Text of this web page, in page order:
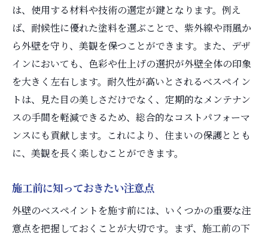
住まいの価値を高める外壁工事
気候に強い外壁の選択肢
アフターケアとメンテナンスの重要性
外壁工事におけるべスペイントのデザイン性と
機能性の調和
美しいデザインと高機能の融合
べスペイントがもたらす独自性
各種素材の特性とデザイン
デザイナーが提案する外壁デザイン
べスペイントで可能になる個性的な外観
外壁工事の専門家が語るべスペイントの利点と
は、使用する材料や技術の選定が鍵となります。例え
ば、耐候性に優れた塗料を選ぶことで、紫外線や雨風か
ら外壁を守り、美観を保つことができます。また、デザ
インにおいても、色彩や仕上げの選択が外壁全体の印象
を大きく左右します。耐久性が高いとされるべスペイン
トは、見た目の美しさだけでなく、定期的なメンテナン
スの手間を軽減できるため、総合的なコストパフォーマ
ンスにも貢献します。これにより、住まいの保護ととも
に、美観を長く楽しむことができます。
施工前に知っておきたい注意点
外壁のべスペイントを施す前には、いくつかの重要な注
意点を把握しておくことが大切です。まず、施工前の下